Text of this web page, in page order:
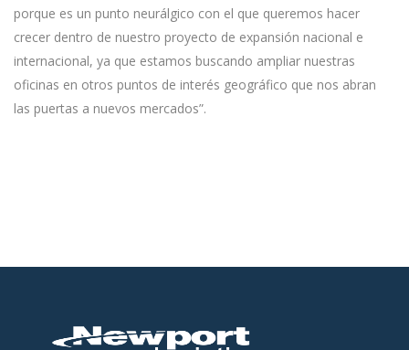
porque es un punto neurálgico con el que queremos hacer
crecer dentro de nuestro proyecto de expansión nacional e
internacional, ya que estamos buscando ampliar nuestras
oficinas en otros puntos de interés geográfico que nos abran
las puertas a nuevos mercados”.